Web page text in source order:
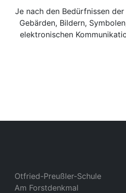
Je nach den Bedürfnissen
Gebärden, Bildern,
elektronischen
Otfried-Preußler-Schule
Am Forstdenkmal